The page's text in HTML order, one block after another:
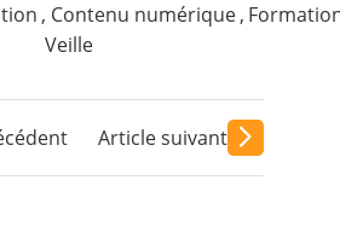
, Contenu numérique ,
Veille
Article suivant